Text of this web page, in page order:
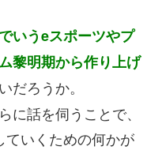
いうeスポーツやプ
黎明期から作り上げ
だろうか。
話を伺うことで、
ていくための何かが